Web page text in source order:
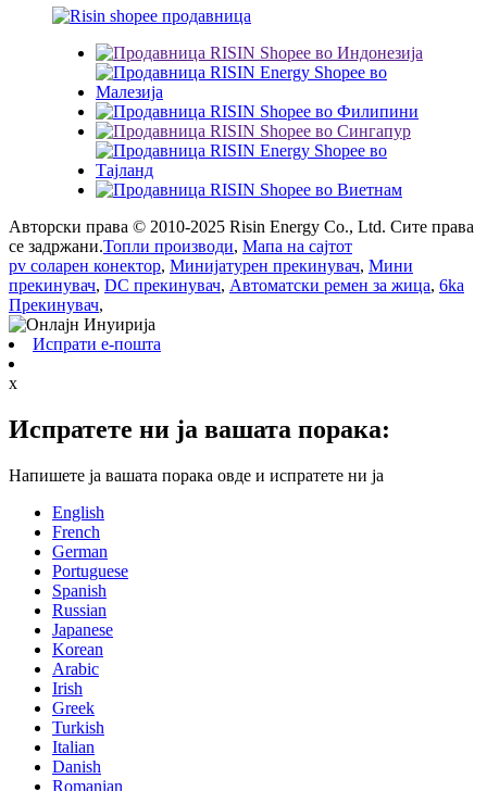
Авторски права © 2010-2025 Risin Energy Co., Ltd. Сите права
се задржани.Топли производи, Мапа на сајтот
pv соларен конектор, Минијатурен прекинувач, Мини
прекинувач, DC прекинувач, Автоматски ремен за жица, 6ka
Прекинувач,
Испрати е-пошта
x
Испратете ни ја вашата порака:
Напишете ја вашата порака овде и испратете ни ја
English
French
German
Portuguese
Spanish
Russian
Japanese
Korean
Arabic
Irish
Greek
Turkish
Italian
Danish
Romanian